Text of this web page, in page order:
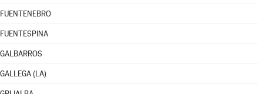
FUENTENEBRO
FUENTESPINA
GALBARROS
GALLEGA (LA)